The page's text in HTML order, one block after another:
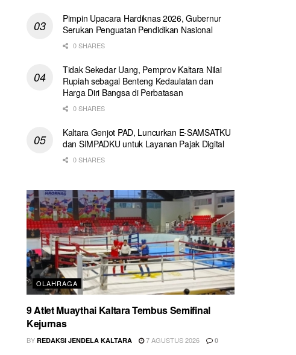
Pimpin Upacara Hardiknas 2026, Gubernur
Serukan Penguatan Pendidikan Nasional
0 SHARES
Tidak Sekedar Uang, Pemprov Kaltara Nilai
Rupiah sebagai Benteng Kedaulatan dan
Harga Diri Bangsa di Perbatasan
0 SHARES
Kaltara Genjot PAD, Luncurkan E-SAMSATKU
dan SIMPADKU untuk Layanan Pajak Digital
0 SHARES
OLAHRAGA
9 Atlet Muaythai Kaltara Tembus Semifinal
Kejurnas
BY REDAKSI JENDELA KALTARA 7 AGUSTUS 2026 0